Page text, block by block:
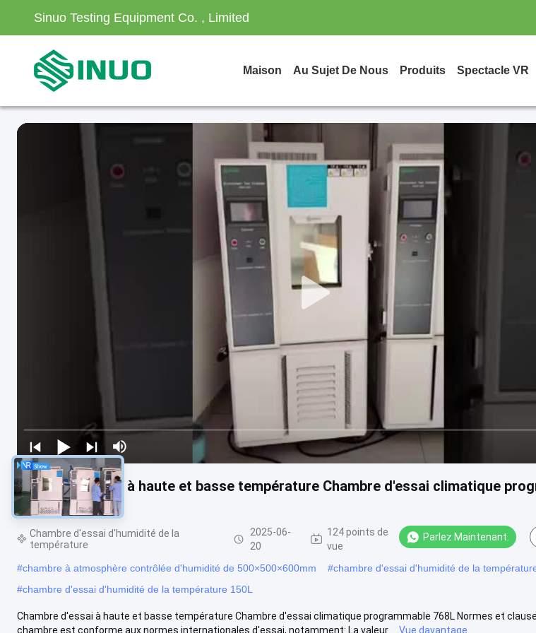
Sinuo Testing Equipment Co. , Limited
Maison Au Sujet De Nous Produits Spectacle VR
Chambre d'essai à haute et basse température Chambre d'essai climatique
768L
Chambre d'essai d'humidité de la
température
2025-06-
20
124 points de
vue
Parlez Maintenant.
#chambre à atmosphère contrôlée d'humidité de 500×500×600mm #chambre d'essai d'humidité de la
#chambre d'essai d'humidité de la température 150L
Chambre d'essai à haute et basse température Chambre d'essai climatique programmable 768L Normes et
chambre est conforme aux normes internationales d'essai, notamment: La valeur ...
Vue davantage